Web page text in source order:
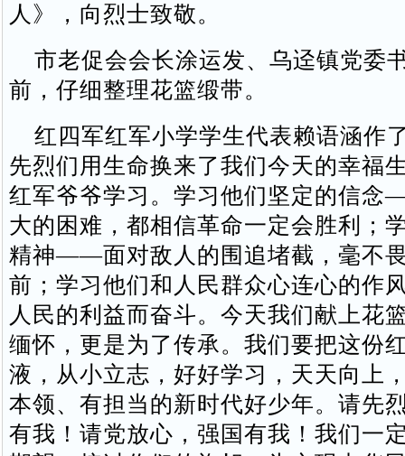
人》，向烈士致敬。
市老促会会长涂运发、乌迳镇党委
前，仔细整理花篮缎带。
红四军红军小学学生代表赖语涵作
先烈们用生命换来了我们今天的幸福
红军爷爷学习。学习他们坚定的信
大的困难，都相信革命一定会胜利；
精神——面对敌人的围追堵截，毫不
前；学习他们和人民群众心连心的
人民的利益而奋斗。今天我们献上花
缅怀，更是为了传承。我们要把这份
液，从小立志，好好学习，天天向上
本领、有担当的新时代好少年。请先
有我！请党放心，强国有我！我们一